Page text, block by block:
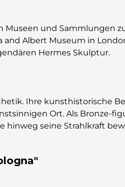
Museen und Sammlungen
and Albert Museum in
Hermes Skulptur.
Ihre kunsthistorische
Ort. Als Bronze-
hinweg seine Strahlkraft